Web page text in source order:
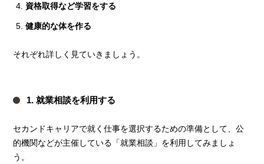
資格取得など学習をする
健康的な体を作る
それぞれ詳しく見ていきましょう。
1. 就業相談を利用する
セカンドキャリアで就く仕事を選択するための準備として、公
的機関などが主催している「就業相談」を利用してみましょ
う。